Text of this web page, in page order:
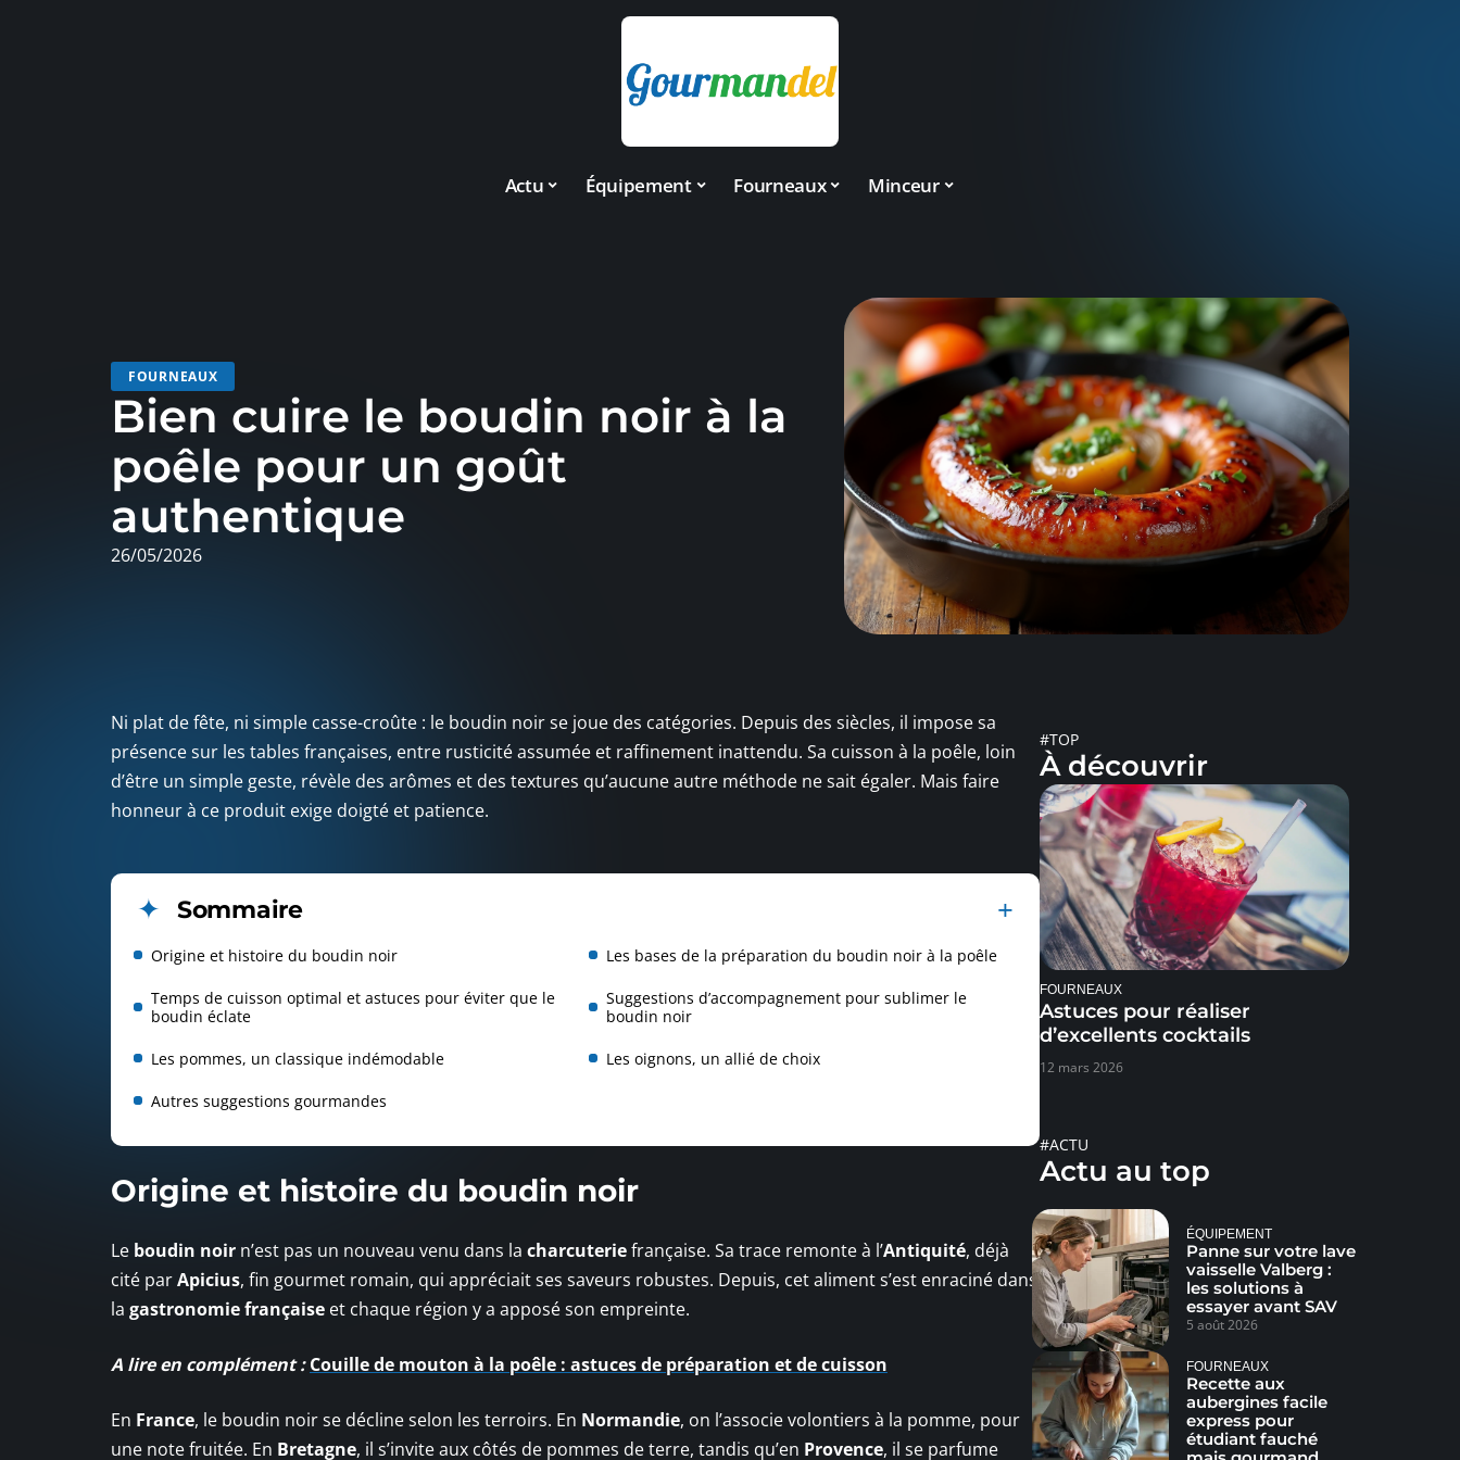
Actu Équipement Fourneaux Minceur
FOURNEAUX
Bien cuire le boudin noir à la
poêle pour un goût
authentique
26/05/2026
Ni plat de fête, ni simple casse-croûte : le boudin noir se joue des catégories. Depuis des siècles, il impose sa
présence sur les tables françaises, entre rusticité assumée et raffinement inattendu. Sa cuisson à la poêle, loin
d’être un simple geste, révèle des arômes et des textures qu’aucune autre méthode ne sait égaler. Mais faire
honneur à ce produit exige doigté et patience.
Sommaire
Origine et histoire du boudin noir Les bases de la préparation du boudin noir à la poêle
Temps de cuisson optimal et astuces pour éviter que le
boudin éclate
Suggestions d’accompagnement pour sublimer le
boudin noir
Les pommes, un classique indémodable Les oignons, un allié de choix
Autres suggestions gourmandes
Origine et histoire du boudin noir
Le boudin noir n’est pas un nouveau venu dans la charcuteriefrançaise. Sa trace remonte à l’Antiquité, déjà
cité parApicius, fin gourmet romain, qui appréciait ses saveurs robustes. Depuis, cet aliment s’est enraciné dans
la gastronomie française et chaque région y a apposé son empreinte.
A lire en complément : Couille de mouton à la poêle : astuces de préparation et de cuisson
En France, le boudin noir se décline selon les terroirs. En Normandie, on l’associe volontiers à la pomme, pour
une note fruitée. En Bretagne, il s’invite aux côtés de pommes de terre, tandis qu’en Provence, il se parfume
#TOP
À découvrir
FOURNEAUX
Astuces pour réaliser
d’excellents cocktails
12 mars 2026
#ACTU
Actu au top
ÉQUIPEMENT
Panne sur votre lave
vaisselle Valberg :
les solutions à
essayer avant SAV
5 août 2026
FOURNEAUX
Recette aux
aubergines facile
express pour
étudiant fauché